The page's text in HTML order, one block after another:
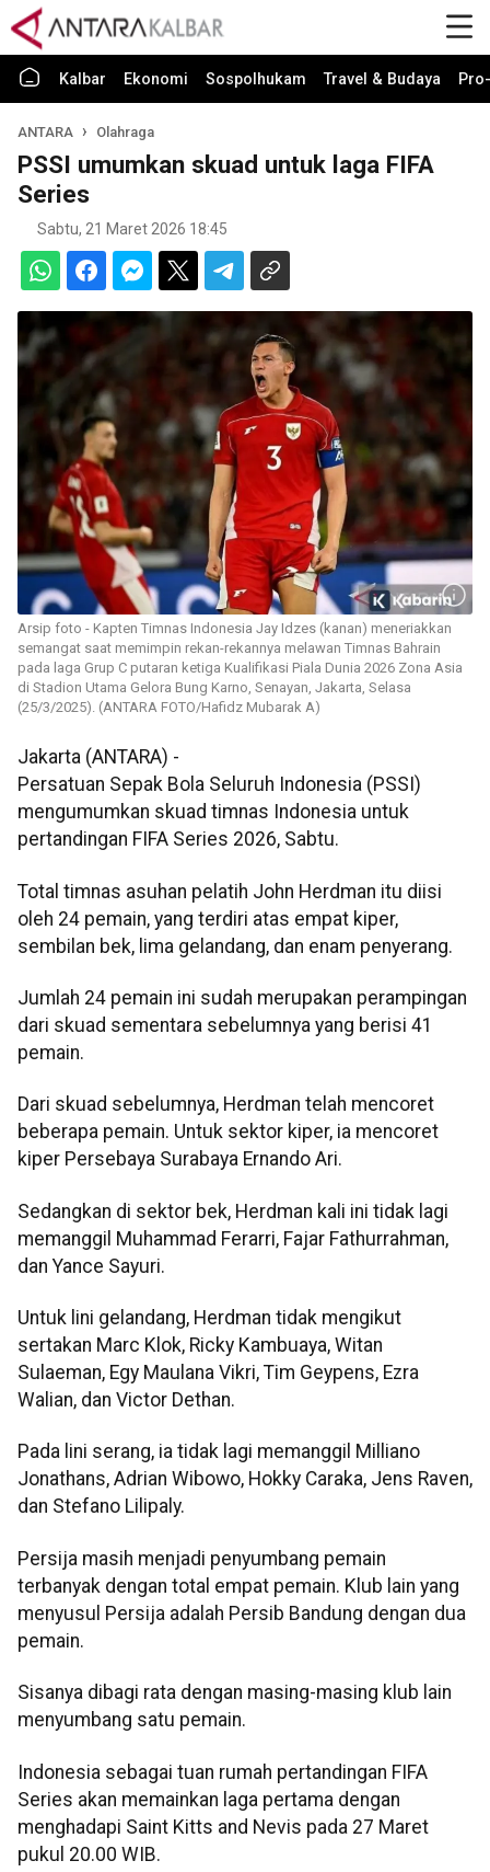
Kalbar Ekonomi Sospolhukam Travel & Budaya
ANTARA Olahraga
PSSI umumkan skuad untuk laga FIFA
Series
Sabtu, 21 Maret 2026 18:45
Arsip foto - Kapten Timnas Indonesia Jay Idzes (kanan) meneriakkan
semangat saat memimpin rekan-rekannya melawan Timnas Bahrain
pada laga Grup C putaran ketiga Kualifikasi Piala Dunia 2026 Zona Asia
di Stadion Utama Gelora Bung Karno, Senayan, Jakarta, Selasa
(25/3/2025). (ANTARA FOTO/Hafidz Mubarak A)
Jakarta (ANTARA) -
Persatuan Sepak Bola Seluruh Indonesia (PSSI)
mengumumkan skuad timnas Indonesia untuk
pertandingan FIFA Series 2026, Sabtu.
Total timnas asuhan pelatih John Herdman itu diisi
oleh 24 pemain, yang terdiri atas empat kiper,
sembilan bek, lima gelandang, dan enam penyerang.
Jumlah 24 pemain ini sudah merupakan perampingan
dari skuad sementara sebelumnya yang berisi 41
pemain.
Dari skuad sebelumnya, Herdman telah mencoret
beberapa pemain. Untuk sektor kiper, ia mencoret
kiper Persebaya Surabaya Ernando Ari.
Sedangkan di sektor bek, Herdman kali ini tidak lagi
memanggil Muhammad Ferarri, Fajar Fathurrahman,
dan Yance Sayuri.
Untuk lini gelandang, Herdman tidak mengikut
sertakan Marc Klok, Ricky Kambuaya, Witan
Sulaeman, Egy Maulana Vikri, Tim Geypens, Ezra
Walian, dan Victor Dethan.
Pada lini serang, ia tidak lagi memanggil Milliano
Jonathans, Adrian Wibowo, Hokky Caraka, Jens Raven,
dan Stefano Lilipaly.
Persija masih menjadi penyumbang pemain
terbanyak dengan total empat pemain. Klub lain yang
menyusul Persija adalah Persib Bandung dengan dua
pemain.
Sisanya dibagi rata dengan masing-masing klub lain
menyumbang satu pemain.
Indonesia sebagai tuan rumah pertandingan FIFA
Series akan memainkan laga pertama dengan
menghadapi Saint Kitts and Nevis pada 27 Maret
pukul 20.00 WIB.